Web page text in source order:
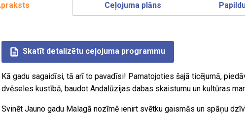
Ceļojuma plāns
Skatīt detalizētu ceļojuma programmu
Kā gadu sagaidīsi, tā arī to pavadīsi! Pamatojoties šajā ticējumā,
dvēseles kustībā, baudot Andalūzijas dabas skaistumu un kultūras
Svinēt Jauno gadu Malagā nozīmē ienirt svētku gaismās un spāņu